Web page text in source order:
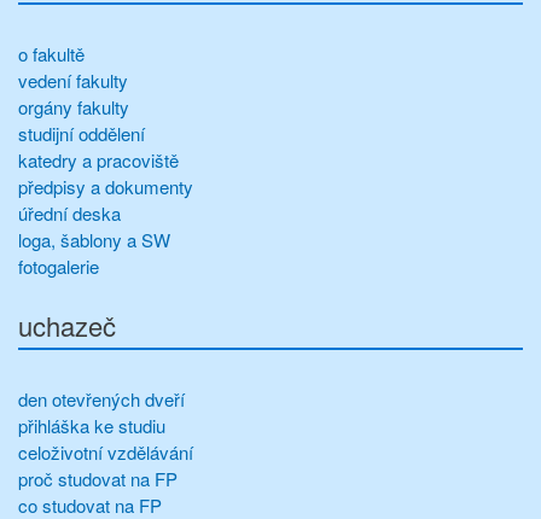
o fakultě
vedení fakulty
orgány fakulty
studijní oddělení
katedry a pracoviště
předpisy a dokumenty
úřední deska
loga, šablony a SW
fotogalerie
uchazeč
den otevřených dveří
přihláška ke studiu
celoživotní vzdělávání
proč studovat na FP
co studovat na FP